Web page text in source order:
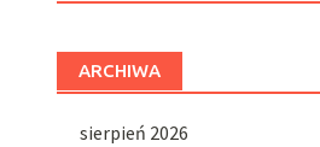
ARCHIWA
sierpień 2026